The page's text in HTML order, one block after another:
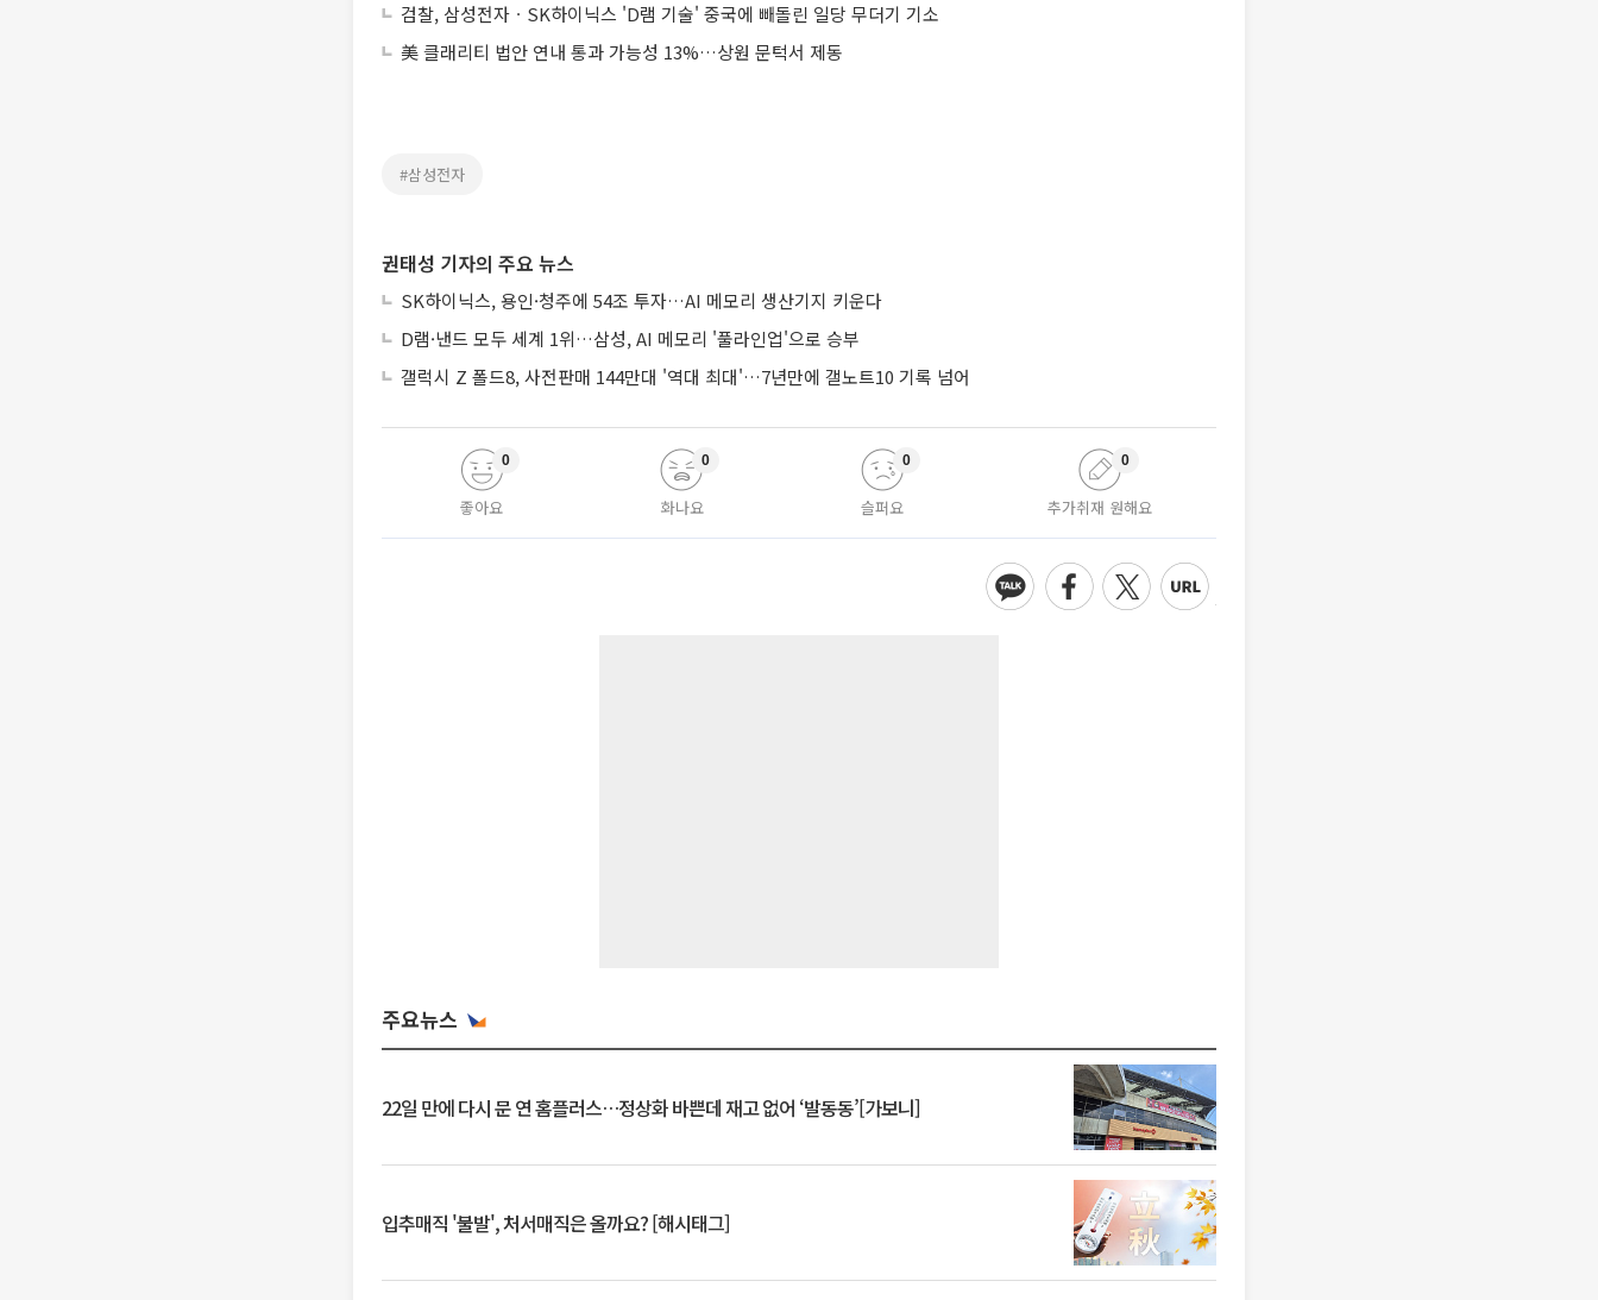
검찰, 삼성전자ㆍSK하이닉스 'D램 기술' 중국에 빼돌린 일당 무더기 기소
美 클래리티 법안 연내 통과 가능성 13%…상원 문턱서 제동
#삼성전자
권태성 기자의 주요 뉴스
SK하이닉스, 용인·청주에 54조 투자…AI 메모리 생산기지 키운다
D램·낸드 모두 세계 1위…삼성, AI 메모리 '풀라인업'으로 승부
갤럭시 Z 폴드8, 사전판매 144만대 '역대 최대'…7년만에 갤노트10 기록 넘어
좋아요
0
화나요
0
슬퍼요
0
추가취재 원해요
0
주요뉴스
22일 만에 다시 문 연 홈플러스…정상화 바쁜데 재고 없어 ‘발동동’[가보니]
입추매직 '불발', 처서매직은 올까요? [해시태그]